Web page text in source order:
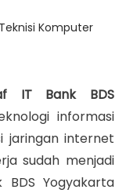
Komputer
IT Bank BDS
informasi
jaringan internet
sudah menjadi
Yogyakarta